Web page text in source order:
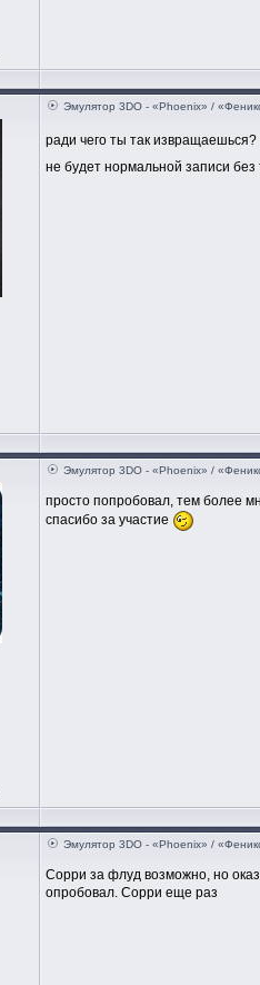
Эмулятор 3DO - «Phoenix» /
ради чего ты так извращаешься?
не будет нормальной записи
Эмулятор 3DO - «Phoenix» /
просто попробовал, тем более
спасибо за участие
Эмулятор 3DO - «Phoenix» /
Сорри за флуд возможно, но
опробовал. Сорри еще раз